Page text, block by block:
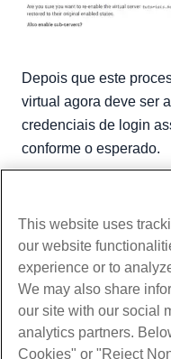
Depois que este
virtual agora deve ser
credenciais de login
conforme o esperado.
Produtos
Hospedagem na web
Serviços
This website uses
our website
experience or to
We may also share
our site with our social
analytics partners.
Cookies" or "Reject